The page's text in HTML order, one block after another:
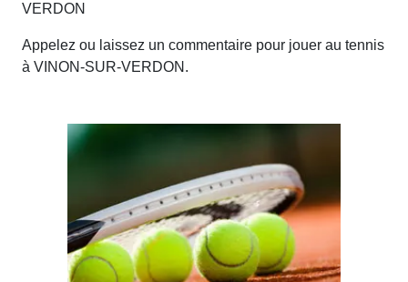
VERDON
Appelez ou laissez un commentaire pour jouer au tennis
à VINON-SUR-VERDON.